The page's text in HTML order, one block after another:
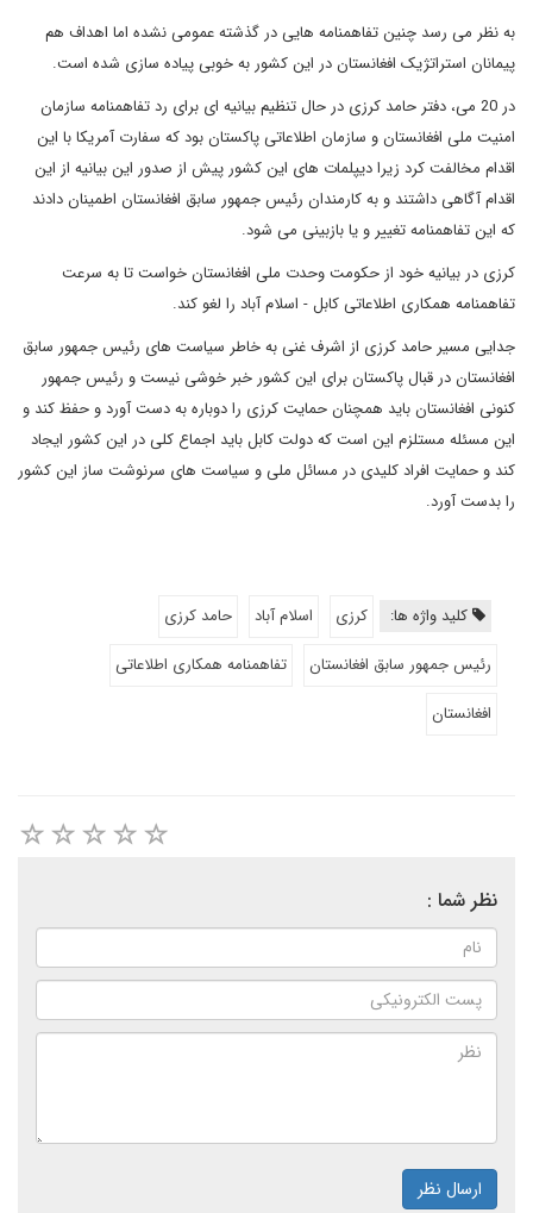
به نظر می رسد چنین تفاهمنامه هایی در گذشته عمومی نشده اما اهداف هم
پیمانان استراتژیک افغانستان در این کشور به خوبی پیاده سازی شده است.
در 20 می، دفتر حامد کرزی در حال تنظیم بیانیه ای برای رد تفاهمنامه سازمان
امنیت ملی افغانستان و سازمان اطلاعاتی پاکستان بود که سفارت آمریکا با این
اقدام مخالفت کرد زیرا دیپلمات های این کشور پیش از صدور این بیانیه از این
اقدام آگاهی داشتند و به کارمندان رئیس جمهور سابق افغانستان اطمینان دادند
که این تفاهمنامه تغییر و یا بازبینی می شود.
کرزی در بیانیه خود از حکومت وحدت ملی افغانستان خواست تا به سرعت
تفاهمنامه همکاری اطلاعاتی کابل - اسلام آباد را لغو کند.
جدایی مسیر حامد کرزی از اشرف غنی به خاطر سیاست های رئیس جمهور سابق
افغانستان در قبال پاکستان برای این کشور خبر خوشی نیست و رئیس جمهور
کنونی افغانستان باید همچنان حمایت کرزی را دوباره به دست آورد و حفظ کند و
این مسئله مستلزم این است که دولت کابل باید اجماع کلی در این کشور ایجاد
کند و حمایت افراد کلیدی در مسائل ملی و سیاست های سرنوشت ساز این کشور
را بدست آورد.
کلید واژه ها: کرزی اسلام آباد
حامد کرزی
رئیس جمهور سابق افغانستان
تفاهمنامه همکاری اطلاعاتی
افغانستان
نظر شما :
ارسال نظر